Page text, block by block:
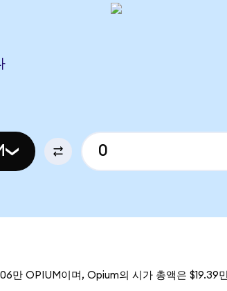
만 OPIUM이며, Opium의 시가 총액은 $19.39